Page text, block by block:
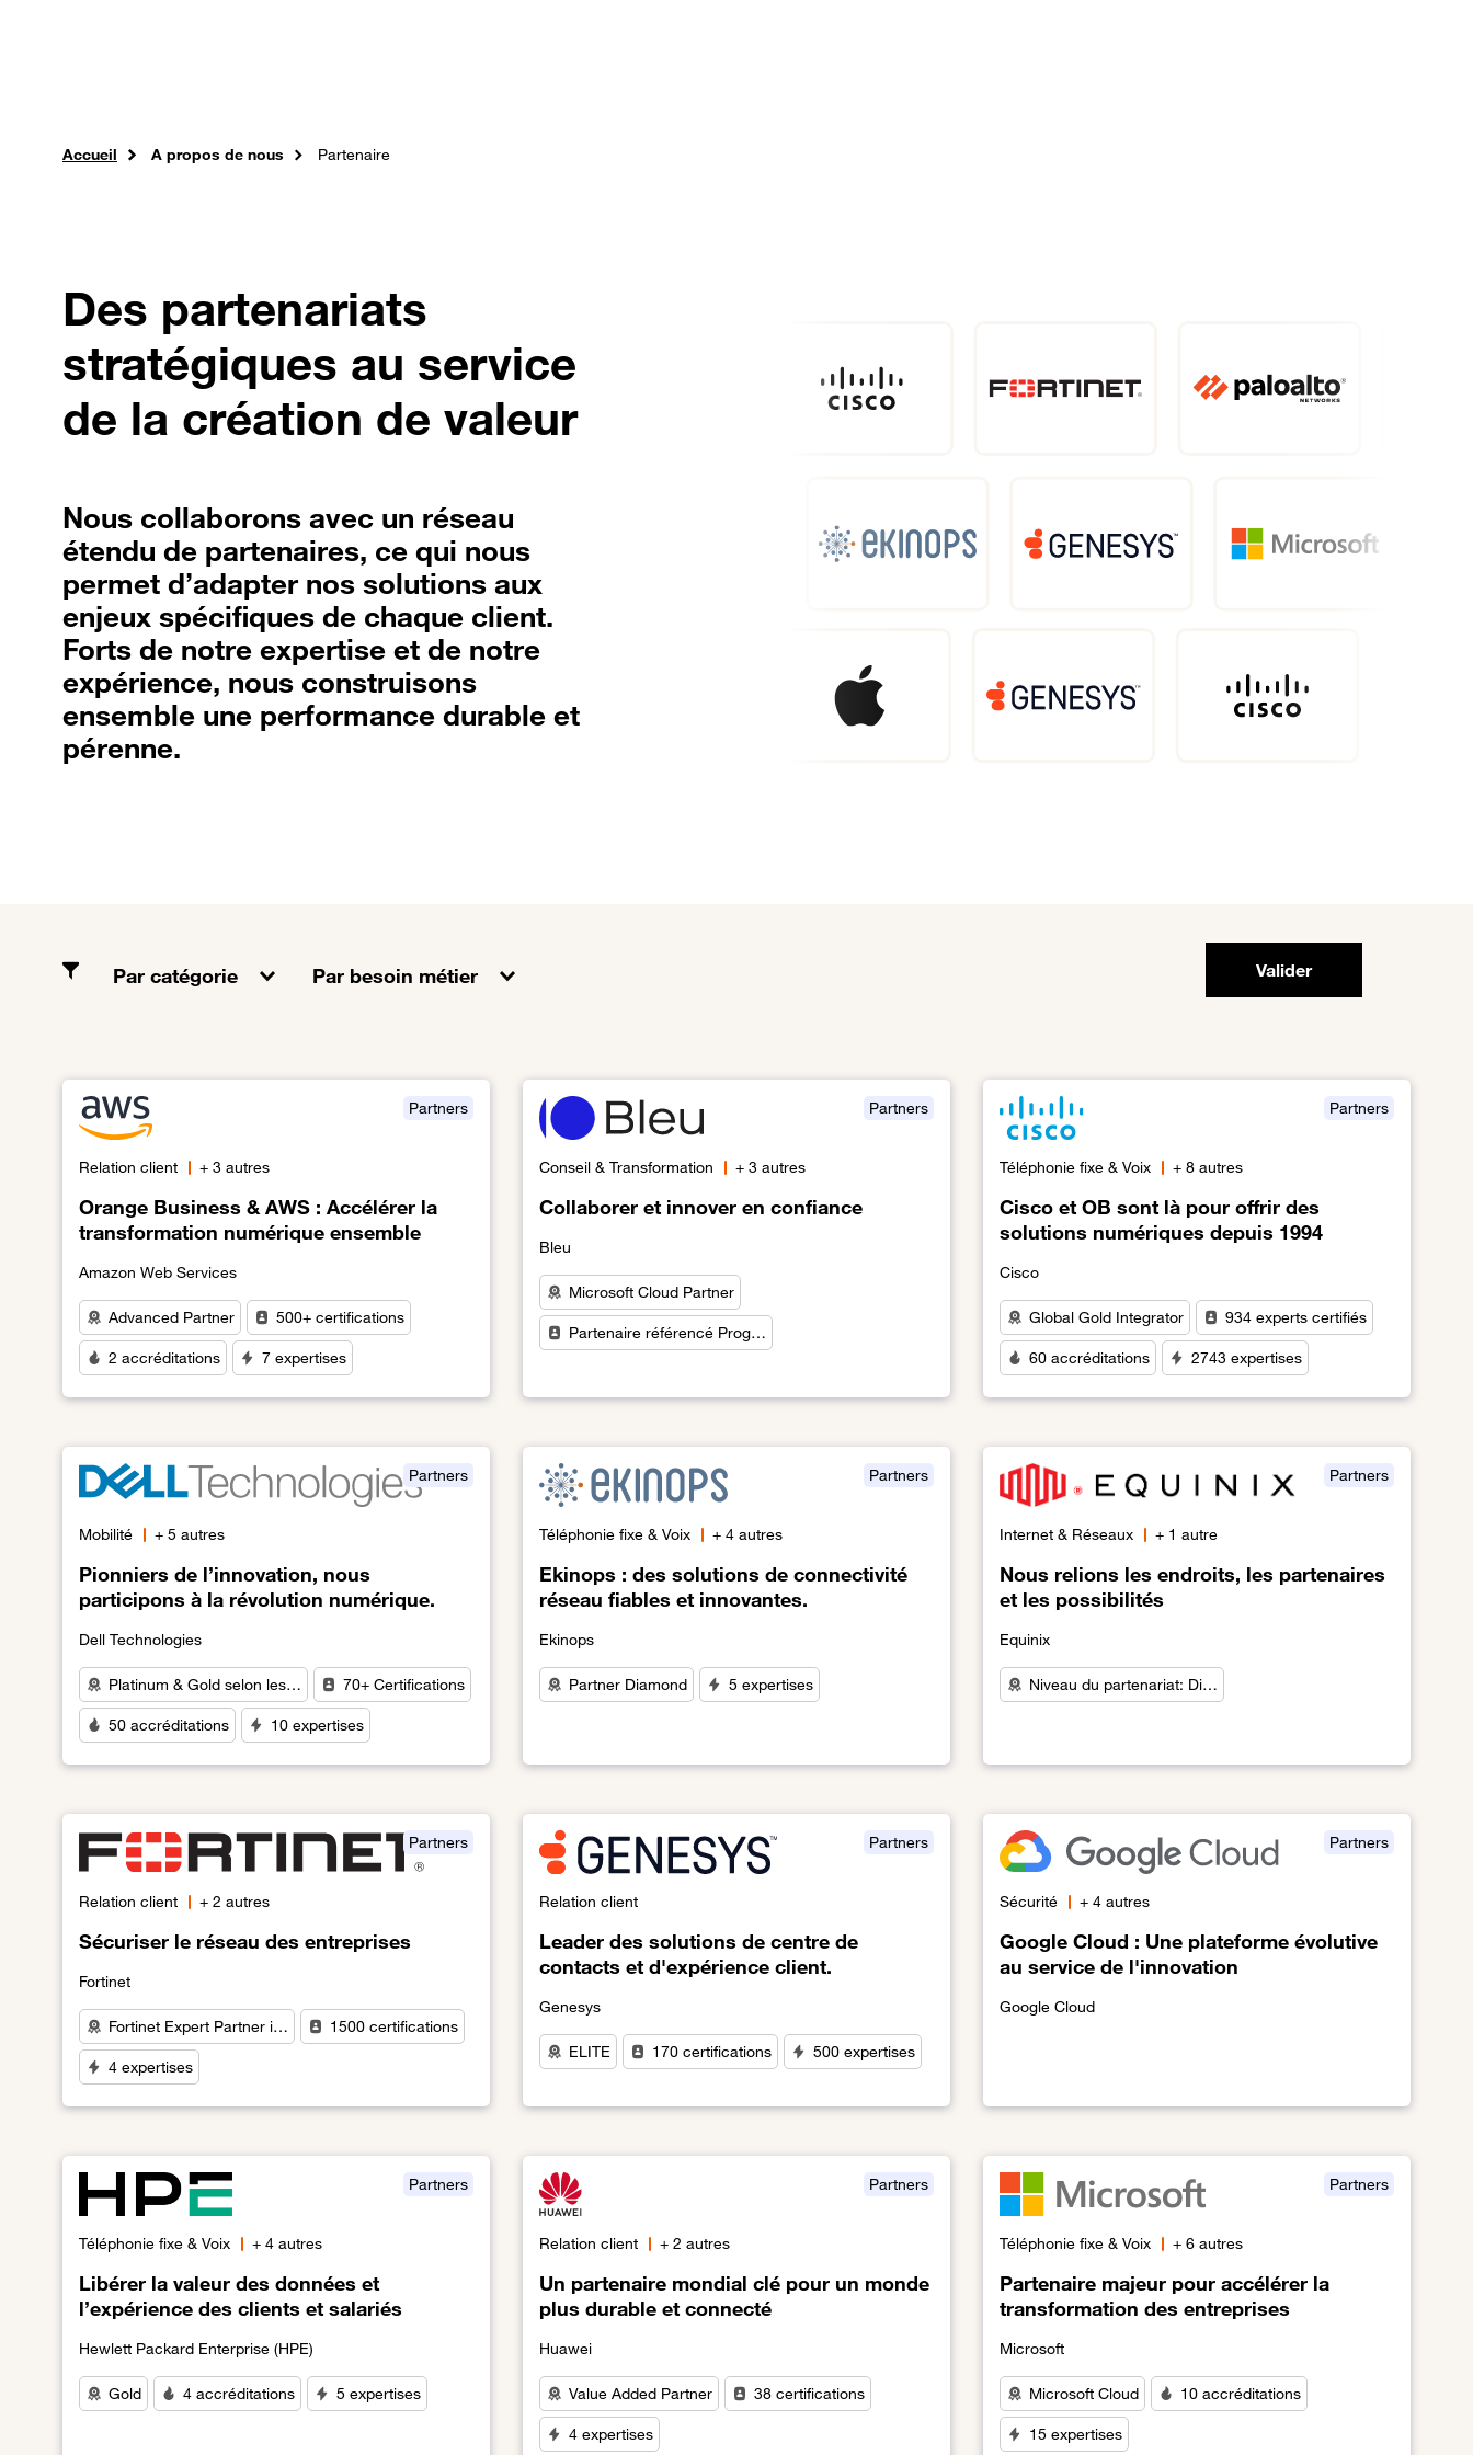
Accueil A propos de nous Partenaire
Des partenariats
stratégiques au service
de la création de valeur
Nous collaborons avec un réseau
étendu de partenaires, ce qui nous
permet d’adapter nos solutions aux
enjeux spécifiques de chaque client.
Forts de notre expertise et de notre
expérience, nous construisons
ensemble une performance durable et
pérenne.
Par catégorie Par besoin métier Valider
Orange Business & AWS : Accélérer la
transformation numérique ensemble
Partners
Relation client + 3 autres
Amazon Web Services
Advanced Partner 500+ certifications
2 accréditations 7 expertises
Lien vers Orange Business & AWS : Accélérer la transformation numérique ensemble
Collaborer et innover en confiance
Partners
Conseil & Transformation + 3 autres
Bleu
Microsoft Cloud Partner
Partenaire référencé Prog…
Cisco et OB sont là pour offrir des
solutions numériques depuis 1994
Partners
Téléphonie fixe & Voix + 8 autres
Cisco
Global Gold Integrator 934 experts certifiés
60 accréditations 2743 expertises
Lien vers Cisco et OB sont là pour offrir des solutions
Pionniers de l’innovation, nous
participons à la révolution numérique.
Partners
Mobilité + 5 autres
Dell Technologies
Platinum & Gold selon les… 70+ Certifications
50 accréditations 10 expertises
Lien vers Pionniers de l’innovation, nous participons à la révolution numérique.
Ekinops : des solutions de connectivité
réseau fiables et innovantes.
Partners
Téléphonie fixe & Voix + 4 autres
Ekinops
Partner Diamond 5 expertises
Nous relions les endroits, les partenaires
et les possibilités
Partners
Internet & Réseaux + 1 autre
Equinix
Niveau du partenariat: Di…
Sécuriser le réseau des entreprises
Partners
Relation client + 2 autres
Fortinet
Fortinet Expert Partner i… 1500 certifications
4 expertises
Leader des solutions de centre de
contacts et d'expérience client.
Partners
Relation client
Genesys
ELITE 170 certifications 500 expertises
Google Cloud : Une plateforme évolutive
au service de l'innovation
Partners
Sécurité + 4 autres
Google Cloud
Libérer la valeur des données et
l’expérience des clients et salariés
Partners
Téléphonie fixe & Voix + 4 autres
Hewlett Packard Enterprise (HPE)
Gold 4 accréditations 5 expertises
Lien vers Libérer la valeur des données et l’expérience des clients et salariés
Un partenaire mondial clé pour un monde
plus durable et connecté
Partners
Relation client + 2 autres
Huawei
Value Added Partner 38 certifications
4 expertises
Partenaire majeur pour accélérer la
transformation des entreprises
Partners
Téléphonie fixe & Voix + 6 autres
Microsoft
Microsoft Cloud 10 accréditations
15 expertises